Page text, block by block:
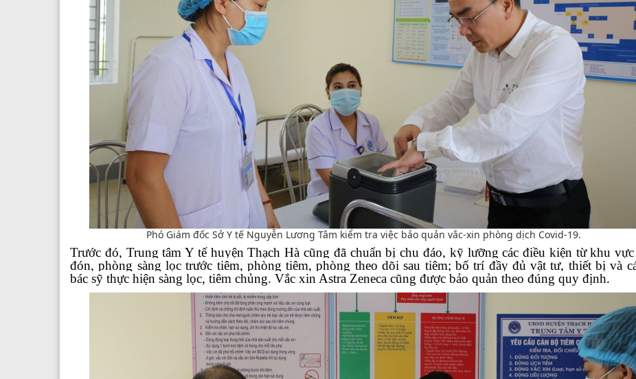
Phó Giám đốc Sở Y tế Nguyễn Lương Tâm kiểm tra việc bảo quản vắc-xin phòng dịch Covid-19.
Trước đó, Trung tâm Y tế huyện Thạch Hà cũng đã chuẩn bị chu đáo, kỹ lưỡng các điều kiện từ khu
đón, phòng sàng lọc trước tiêm, phòng tiêm, phòng theo dõi sau tiêm; bố trí đầy đủ vật tư, thiết bị và
bác sỹ thực hiện sàng lọc, tiêm chủng. Vắc xin Astra Zeneca cũng được bảo quản theo đúng quy định.